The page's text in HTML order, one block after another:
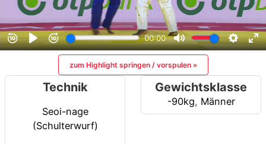
zum Highlight springen / vorspulen »
Technik
Seoi-nage
(Schulterwurf)
Gewichtsklasse
-90kg, Männer